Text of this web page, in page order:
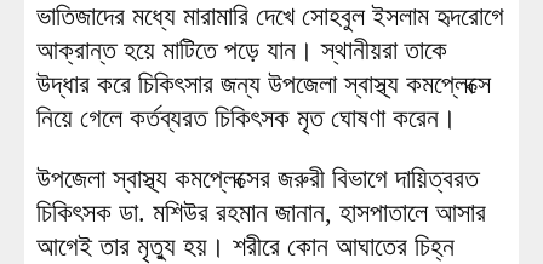
ভাতিজাদের মধ্যে মারামারি দেখে সোহবুল ইসলাম হৃদরোগে
আক্রান্ত হয়ে মাটিতে পড়ে যান। স্থানীয়রা তাকে
উদ্ধার করে চিকিৎসার জন্য উপজেলা স্বাস্থ্য কমপ্লেক্সে
নিয়ে গেলে কর্তব্যরত চিকিৎসক মৃত ঘোষণা করেন।
উপজেলা স্বাস্থ্য কমপ্লেক্সের জরুরী বিভাগে দায়িত্বরত
চিকিৎসক ডা. মশিউর রহমান জানান, হাসপাতালে আসার
আগেই তার মৃত্যু হয়। শরীরে কোন আঘাতের চিহ্ন